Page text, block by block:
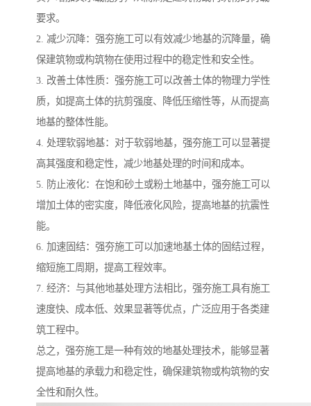
要求。
2. 减少沉降：强夯施工可以有效减少地基的沉降量，确
保建筑物或构筑物在使用过程中的稳定性和安全性。
3. 改善土体性质：强夯施工可以改善土体的物理力学性
质，如提高土体的抗剪强度、降低压缩性等，从而提高
地基的整体性能。
4. 处理软弱地基：对于软弱地基，强夯施工可以显著提
高其强度和稳定性，减少地基处理的时间和成本。
5. 防止液化：在饱和砂土或粉土地基中，强夯施工可以
增加土体的密实度，降低液化风险，提高地基的抗震性
能。
6. 加速固结：强夯施工可以加速地基土体的固结过程，
缩短施工周期，提高工程效率。
7. 经济：与其他地基处理方法相比，强夯施工具有施工
速度快、成本低、效果显著等优点，广泛应用于各类建
筑工程中。
总之，强夯施工是一种有效的地基处理技术，能够显著
提高地基的承载力和稳定性，确保建筑物或构筑物的安
全性和耐久性。